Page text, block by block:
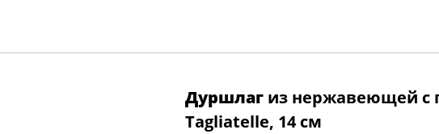
Дуршлаг из нержавеющей с
Tagliatelle, 14 см